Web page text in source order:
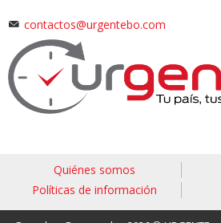
contactos@urgentebo.com
Quiénes somos
Políticas de información